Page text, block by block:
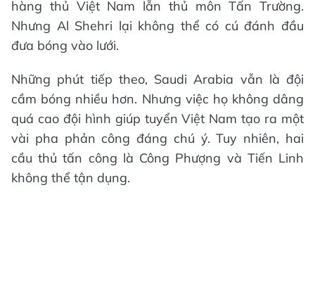
hàng thủ Việt Nam lẫn thủ môn Tấn Trường.
Nhưng Al Shehri lại không thể có cú đánh đầu
đưa bóng vào lưới.
Những phút tiếp theo, Saudi Arabia vẫn là đội
cầm bóng nhiều hơn. Nhưng việc họ không dâng
quá cao đội hình giúp tuyển Việt Nam tạo ra một
vài pha phản công đáng chú ý. Tuy nhiên, hai
cầu thủ tấn công là Công Phượng và Tiến Linh
không thể tận dụng.